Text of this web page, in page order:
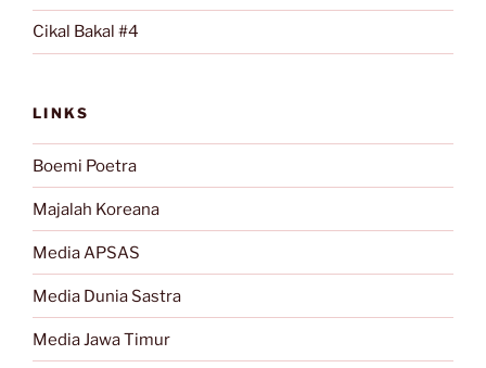
Cikal Bakal #4
LINKS
Boemi Poetra
Majalah Koreana
Media APSAS
Media Dunia Sastra
Media Jawa Timur